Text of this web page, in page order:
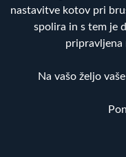
nastavitve kotov pri
spolira in s tem je
pripravljena
Na vašo željo